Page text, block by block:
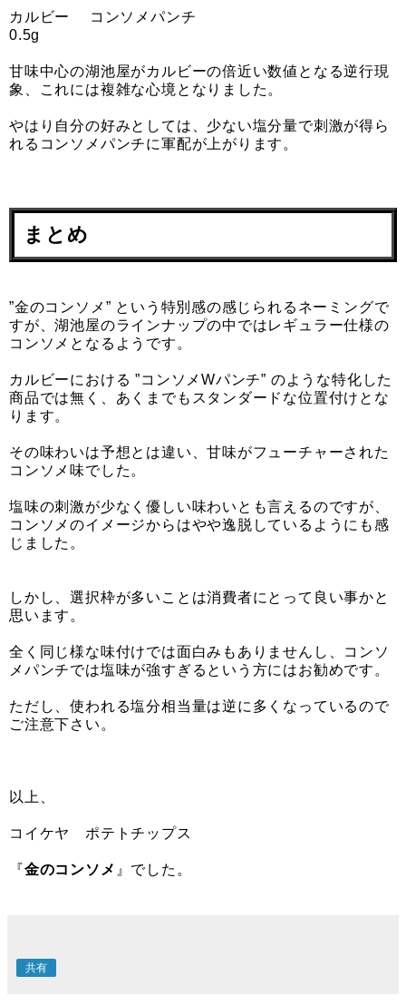
カルビー コンソメパンチ
0.5g
甘味中心の湖池屋がカルビーの倍近い数値となる逆行現
象、これには複雑な心境となりました。
やはり自分の好みとしては、少ない塩分量で刺激が得ら
れるコンソメパンチに軍配が上がります。
まとめ
”金のコンソメ” という特別感の感じられるネーミングで
すが、湖池屋のラインナップの中ではレギュラー仕様の
コンソメとなるようです。
カルビーにおける ”コンソメWパンチ” のような特化した
商品では無く、あくまでもスタンダードな位置付けとな
ります。
その味わいは予想とは違い、甘味がフューチャーされた
コンソメ味でした。
塩味の刺激が少なく優しい味わいとも言えるのですが、
コンソメのイメージからはやや逸脱しているようにも感
じました。
しかし、選択枠が多いことは消費者にとって良い事かと
思います。
全く同じ様な味付けでは面白みもありませんし、コンソ
メパンチでは塩味が強すぎるという方にはお勧めです。
ただし、使われる塩分相当量は逆に多くなっているので
ご注意下さい。
以上、
コイケヤ ポテトチップス
『金のコンソメ 』でした。
共有